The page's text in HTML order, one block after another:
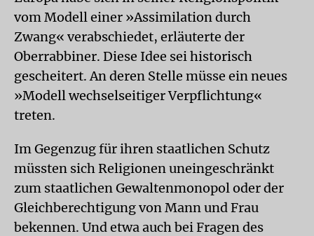
vom Modell einer »Assimilation durch
Zwang« verabschiedet, erläuterte der
Oberrabbiner. Diese Idee sei historisch
gescheitert. An deren Stelle müsse ein neues
»Modell wechselseitiger Verpflichtung«
treten.
Im Gegenzug für ihren staatlichen Schutz
müssten sich Religionen uneingeschränkt
zum staatlichen Gewaltenmonopol oder der
Gleichberechtigung von Mann und Frau
bekennen. Und etwa auch bei Fragen des